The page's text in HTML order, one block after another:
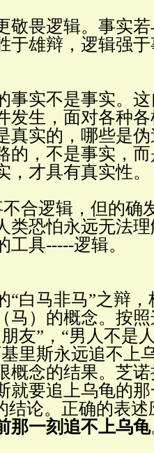
敬畏逻辑。事实
于雄辩，逻辑强
事实不是事实。
发生，面对各种
真实的，哪些是
的，不是事实，
，才具有真实性。
合逻辑，但的确
类恐怕永远无法
工具-----逻辑。
“白马非马”之辩，
马）的概念。按
友” ， “男人不是
基里斯永远追不上
概念的结果。芝
就要追上乌龟的
结论。正确的表述
那一刻追不上乌龟